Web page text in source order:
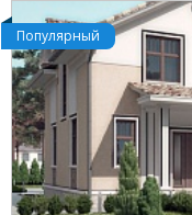
Популярный